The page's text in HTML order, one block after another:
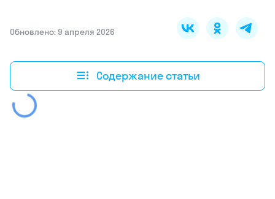
Обновлено: 9 апреля 2026
Содержание статьи